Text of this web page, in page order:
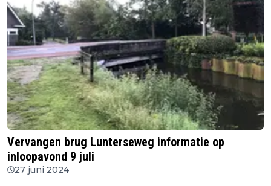
Vervangen brug Lunterseweg informatie op
inloopavond 9 juli
27 juni 2024